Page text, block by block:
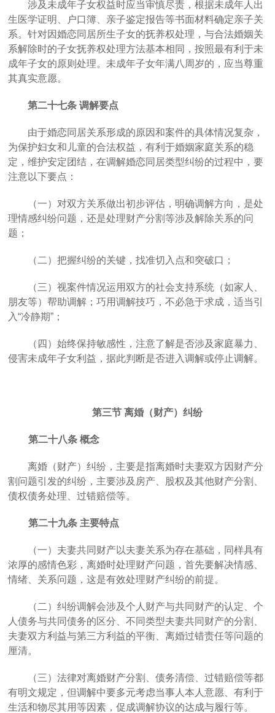
涉及未成年子女权益时应当审慎尽责，根据未成年人出
生医学证明、户口簿、亲子鉴定报告等书面材料确定亲子关
系。针对因婚恋同居所生子女的抚养权处理，与合法婚姻关
系解除时的子女抚养权处理方法基本相同，按照最有利于未
成年子女的原则处理。未成年子女年满八周岁的，应当尊重
其真实意愿。
第二十七条 调解要点
由于婚恋同居关系形成的原因和案件的具体情况复杂，
为保护妇女和儿童的合法权益，有利于婚姻家庭关系的稳
定，维护安定团结，在调解婚恋同居类型纠纷的过程中，要
注意以下要点：
（一）对双方关系做出初步评估，明确调解方向，是处
理情感纠纷问题，还是处理财产分割等涉及解除关系的问
题；
（二）把握纠纷的关键，找准切入点和突破口；
（三）视案件情况运用双方的社会支持系统（如家人、
朋友等）帮助调解；巧用调解技巧，不必急于求成，适当引
入“冷静期”；
（四）始终保持敏感性，注意了解是否涉及家庭暴力、
侵害未成年子女利益，据此判断是否进入调解或停止调解。
第三节 离婚（财产）纠纷
第二十八条 概念
离婚（财产）纠纷，主要是指离婚时夫妻双方因财产分
割 问题引发的纠纷，主要涉及 房产、股权及其他财产分割、
债权债务处理、过错赔偿等。
第二十九条 主要特点
（一） 夫妻共同财产以夫妻关系为存在基础，同样具有
浓厚的感情色彩，离婚时处理财产问题，首先要解决情感、
情绪、关系问题，这是有效处理财产纠纷的前提。
（二）纠纷调解会涉及个人财产与共同财产的认定 、个
人债务与共同债务的区分 、不同类型夫妻共同 财产的分割
夫妻双方利益与第三方利益的平衡 、离婚过错责任等问题的
厘清。
（三）法律对离婚财产分割、债务清偿、过错赔偿等都
有明文规定，但调解中要多元考虑当事人本人意愿、有利于
生活和物尽其用等因素，促成调解协议的达成与履行等。